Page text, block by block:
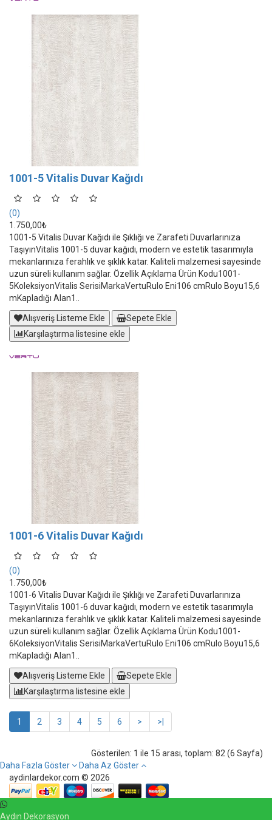
1001-5 Vitalis Duvar Kağıdı
(0)
1.750,00₺
1001-5 Vitalis Duvar Kağıdı ile Şıklığı ve Zarafeti Duvarlarınıza
TaşıyınVitalis 1001-5 duvar kağıdı, modern ve estetik tasarımıyla
mekanlarınıza ferahlık ve şıklık katar. Kaliteli malzemesi sayesinde
uzun süreli kullanım sağlar. Özellik Açıklama Ürün Kodu1001-
5KoleksiyonVitalis SerisiMarkaVertuRulo Eni106 cmRulo Boyu15,6
mKapladığı Alan1..
Alışveriş Listeme Ekle
Sepete Ekle
Karşılaştırma listesine ekle
1001-6 Vitalis Duvar Kağıdı
(0)
1.750,00₺
1001-6 Vitalis Duvar Kağıdı ile Şıklığı ve Zarafeti Duvarlarınıza
TaşıyınVitalis 1001-6 duvar kağıdı, modern ve estetik tasarımıyla
mekanlarınıza ferahlık ve şıklık katar. Kaliteli malzemesi sayesinde
uzun süreli kullanım sağlar. Özellik Açıklama Ürün Kodu1001-
6KoleksiyonVitalis SerisiMarkaVertuRulo Eni106 cmRulo Boyu15,6
mKapladığı Alan1..
Alışveriş Listeme Ekle
Sepete Ekle
Karşılaştırma listesine ekle
1 2 3 4 5 6 > >|
Gösterilen: 1 ile 15 arası, toplam: 82 (6 Sayfa)
Daha Fazla Göster
Daha Az Göster
aydinlardekor.com © 2026
Aydın Dekorasyon